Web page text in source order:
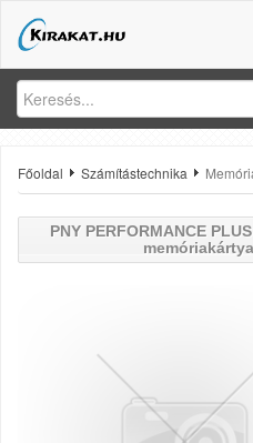
Főoldal Számítástechnika
PNY PERFORMANCE